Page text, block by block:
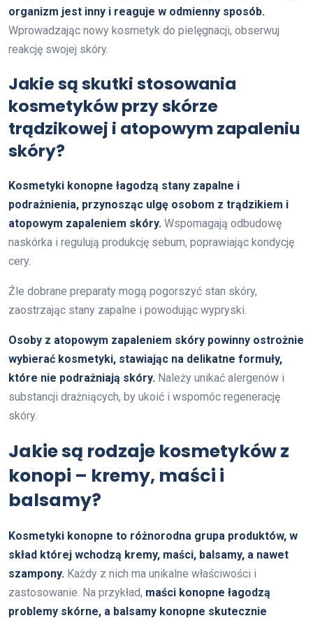
organizm jest inny i reaguje w odmienny sposób.
Wprowadzając nowy kosmetyk do pielęgnacji, obserwuj
reakcję swojej skóry.
Jakie są skutki stosowania
kosmetyków przy skórze
trądzikowej i atopowym zapaleniu
skóry?
Kosmetyki konopne łagodzą stany zapalne i
podrażnienia, przynosząc ulgę osobom z trądzikiem i
atopowym zapaleniem skóry. Wspomagają odbudowę
naskórka i regulują produkcję sebum, poprawiając kondycję
cery.
Źle dobrane preparaty mogą pogorszyć stan skóry,
zaostrzając stany zapalne i powodując wypryski.
Osoby z atopowym zapaleniem skóry powinny ostrożnie
wybierać kosmetyki, stawiając na delikatne formuły,
które nie podrażniają skóry. Należy unikać alergenów i
substancji drażniących, by ukoić i wspomóc regenerację
skóry.
Jakie są rodzaje kosmetyków z
konopi – kremy, maści i
balsamy?
Kosmetyki konopne to różnorodna grupa produktów, w
skład której wchodzą kremy, maści, balsamy, a nawet
szampony. Każdy z nich ma unikalne właściwości i
zastosowanie. Na przykład, maści konopne łagodzą
problemy skórne, a balsamy konopne skutecznie